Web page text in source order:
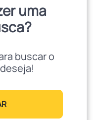
uma
buscar o